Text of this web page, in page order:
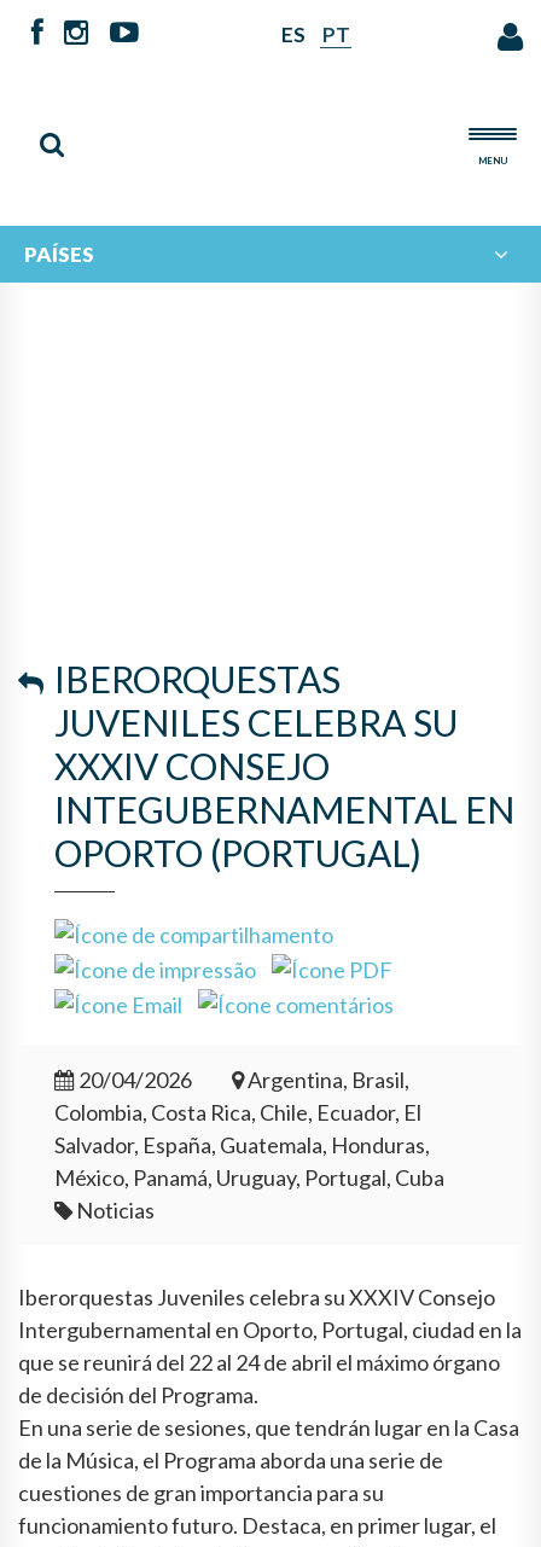
ES PT
MENU
PAÍSES
IBERORQUESTAS
JUVENILES CELEBRA SU
XXXIV CONSEJO
INTEGUBERNAMENTAL EN
OPORTO (PORTUGAL)
20/04/2026
Argentina, Brasil,
Colombia, Costa Rica, Chile, Ecuador, El
Salvador, España, Guatemala, Honduras,
México, Panamá, Uruguay, Portugal, Cuba
Noticias
Iberorquestas Juveniles celebra su XXXIV Consejo
Intergubernamental en Oporto, Portugal, ciudad en la
que se reunirá del 22 al 24 de abril el máximo órgano
de decisión del Programa.
En una serie de sesiones, que tendrán lugar en la Casa
de la Música, el Programa aborda una serie de
cuestiones de gran importancia para su
funcionamiento futuro. Destaca, en primer lugar, el